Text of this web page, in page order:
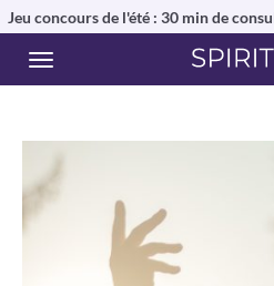
Jeu concours de l'été : 30 min de